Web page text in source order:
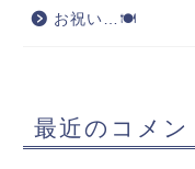
お祝い…🍽
最近のコメン